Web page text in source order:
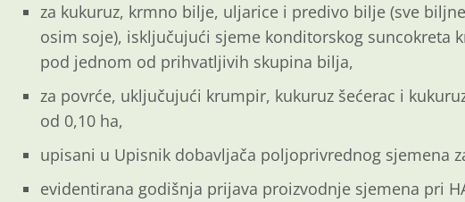
za kukuruz, krmno bilje, uljarice i predivo bilje (sve
osim soje), isključujući sjeme konditorskog suncokreta
pod jednom od prihvatljivih skupina bilja,
za povrće, uključujući krumpir, kukuruz šećerac i
od 0,10 ha,
upisani u Upisnik dobavljača poljoprivrednog sjemena
evidentirana godišnja prijava proizvodnje sjemena pri